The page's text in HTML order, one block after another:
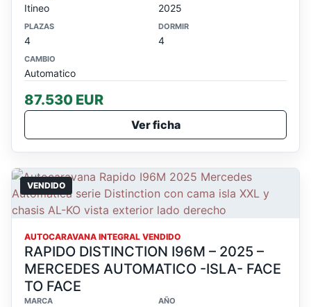
Itineo 2025
PLAZAS
4
DORMIR
4
CAMBIO
Automatico
87.530 EUR
Ver ficha
VENDIDO
AUTOCARAVANA INTEGRAL VENDIDO
RAPIDO DISTINCTION I96M – 2025 –
MERCEDES AUTOMATICO -ISLA- FACE
TO FACE
MARCA AÑO